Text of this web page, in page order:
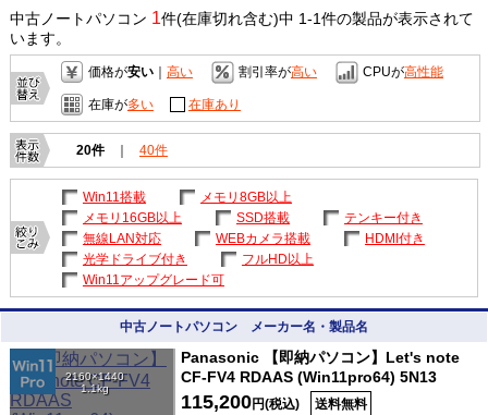
中古ノートパソコン 1件(在庫切れ含む)中 1-1件の製品が表示されて
います。
価格が安い｜ 高い 割引率が高い CPUが高性能
在庫が多い 在庫あり
20件 ｜ 40件
Win11搭載
メモリ8GB以上
メモリ16GB以上
SSD搭載
テンキー付き
無線LAN対応
WEBカメラ搭載
HDMI付き
光学ドライブ付き
フルHD以上
Win11アップグレード可
中古ノートパソコン メーカー名・製品名
2160×1440
1.1kg
Panasonic 【即納パソコン】Let's note
CF-FV4 RDAAS (Win11pro64) 5N13
115,200円(税込) 送料無料